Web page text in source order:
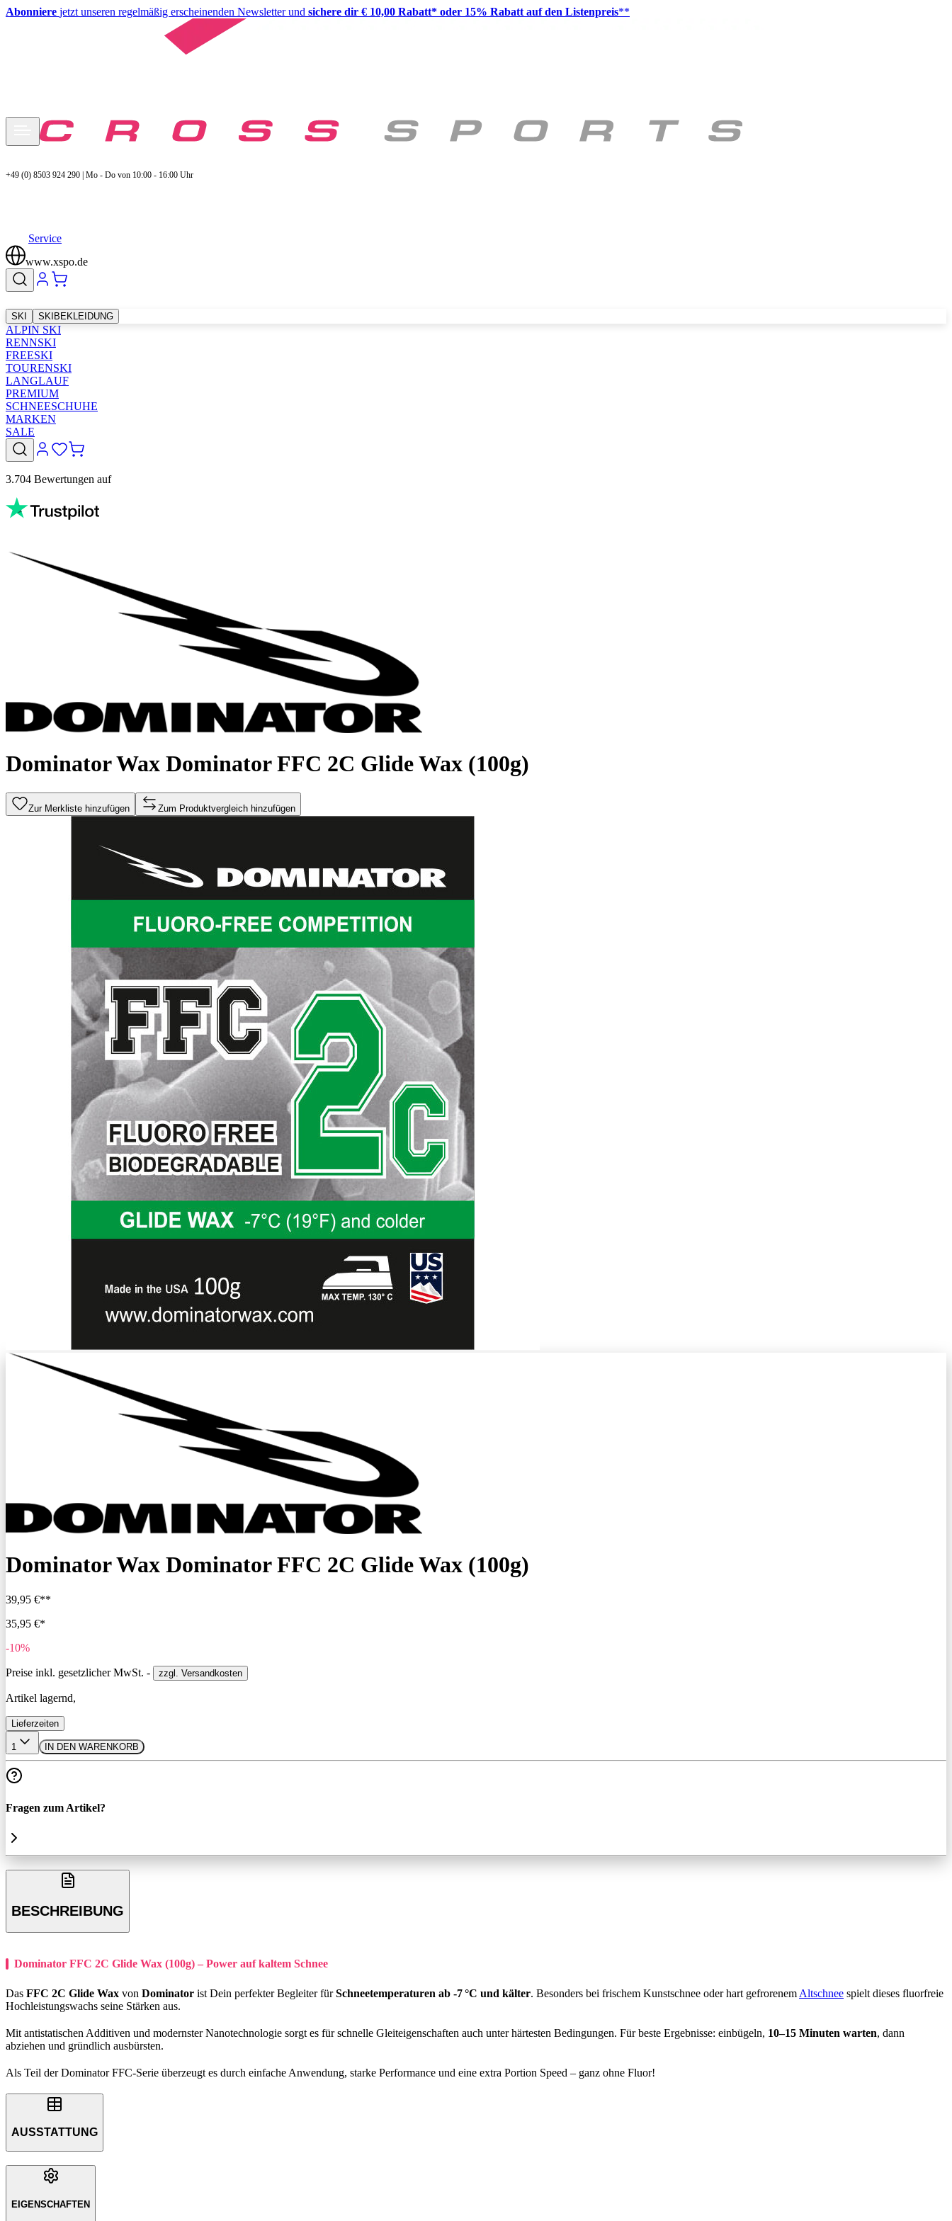
Abonniere jetzt unseren regelmäßig erscheinenden Newsletter und sichere dir € 10,00 Rabatt* oder 15% Rabatt auf den Listenpreis**
+49 (0) 8503 924 290 | Mo - Do von 10:00 - 16:00 Uhr
Service
www.xspo.de
SKI SKIBEKLEIDUNG
ALPIN SKI
RENNSKI
FREESKI
TOURENSKI
LANGLAUF
PREMIUM
SCHNEESCHUHE
MARKEN
SALE
3.704 Bewertungen auf
Dominator Wax Dominator FFC 2C Glide Wax (100g)
Zur Merkliste hinzufügen Zum Produktvergleich hinzufügen
Dominator Wax Dominator FFC 2C Glide Wax (100g)
39,95 €**
35,95 €*
-10%
Preise inkl. gesetzlicher MwSt. - zzgl. Versandkosten
Artikel lagernd,
Lieferzeiten
1 IN DEN WARENKORB
Fragen zum Artikel?
BESCHREIBUNG
Dominator FFC 2C Glide Wax (100g) – Power auf kaltem Schnee
Das FFC 2C Glide Wax von Dominator ist Dein perfekter Begleiter fürSchneetemperaturen ab -7 °C und kälter. Besonders bei frischem Kunstschnee oder hart gefrorenem Altschnee spielt dieses fluorfreie
Hochleistungswachs seine Stärken aus.
Mit antistatischen Additiven und modernster Nanotechnologie sorgt es für schnelle Gleiteigenschaften auch unter härtesten Bedingungen. Für beste Ergebnisse: einbügeln, 10–15 Minuten warten, dann
abziehen und gründlich ausbürsten.
Als Teil der Dominator FFC-Serie überzeugt es durch einfache Anwendung, starke Performance und eine extra Portion Speed – ganz ohne Fluor!
AUSSTATTUNG
EIGENSCHAFTEN